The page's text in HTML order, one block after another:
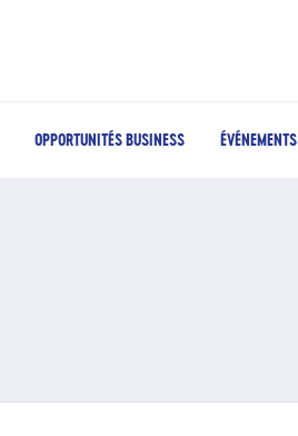
OPPORTUNITÉS BUSINESS ÉVÉNEMENTS